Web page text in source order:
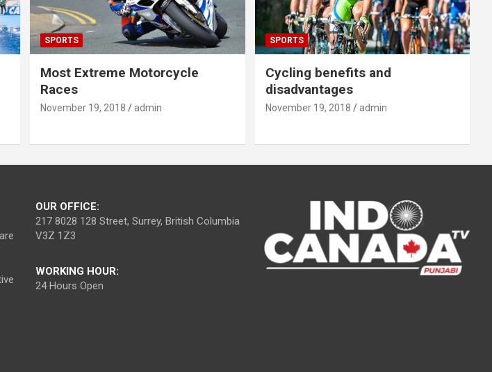
SPORTS
Most Extreme Motorcycle
Races
November 19, 2018 admin
SPORTS
Cycling benefits and
disadvantages
November 19, 2018 admin
OUR OFFICE:
217 8028 128 Street, Surrey, British Columbia
V3Z 1Z3
WORKING HOUR:
24 Hours Open